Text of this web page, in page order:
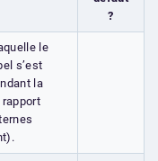
?
le
s’est
la
rapport